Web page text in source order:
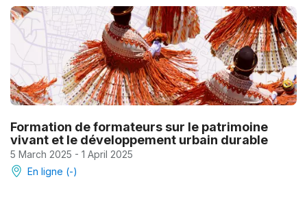
Formation de formateurs sur le patrimoine
vivant et le développement urbain durable
5 March 2025 - 1 April 2025
En ligne (-)